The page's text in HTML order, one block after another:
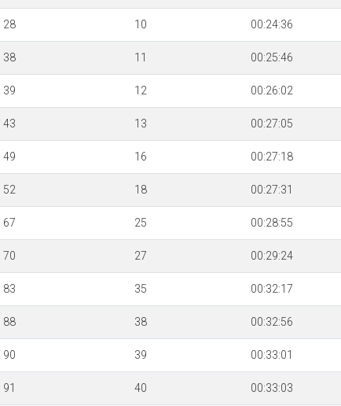
28 10 00:24:36
38 11 00:25:46
39 12 00:26:02
43 13 00:27:05
49 16 00:27:18
52 18 00:27:31
67 25 00:28:55
70 27 00:29:24
83 35 00:32:17
88 38 00:32:56
90 39 00:33:01
91 40 00:33:03